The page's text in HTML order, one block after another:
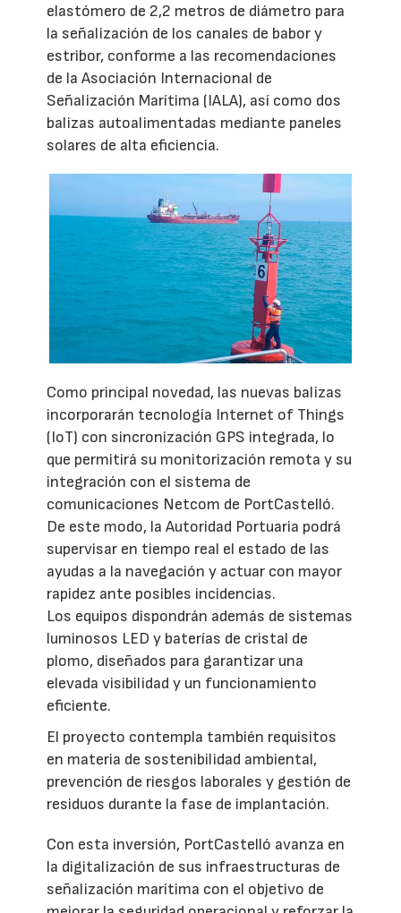
elastómero de 2,2 metros de diámetro para
la señalización de los canales de babor y
estribor, conforme a las recomendaciones
de la Asociación Internacional de
Señalización Marítima (IALA), así como dos
balizas autoalimentadas mediante paneles
solares de alta eficiencia.
Como principal novedad, las nuevas balizas
incorporarán tecnología Internet of Things
(IoT) con sincronización GPS integrada, lo
que permitirá su monitorización remota y su
integración con el sistema de
comunicaciones Netcom de PortCastelló.
De este modo, la Autoridad Portuaria podrá
supervisar en tiempo real el estado de las
ayudas a la navegación y actuar con mayor
rapidez ante posibles incidencias.
Los equipos dispondrán además de sistemas
luminosos LED y baterías de cristal de
plomo, diseñados para garantizar una
elevada visibilidad y un funcionamiento
eficiente.
El proyecto contempla también requisitos
en materia de sostenibilidad ambiental,
prevención de riesgos laborales y gestión de
residuos durante la fase de implantación.
Con esta inversión, PortCastelló avanza en
la digitalización de sus infraestructuras de
señalización marítima con el objetivo de